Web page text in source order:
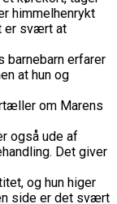
himmelhenrykt
er svært at
barnebarn erfarer
at hun og
om Marens
også ude af
Det giver
og hun higer
side er det svært